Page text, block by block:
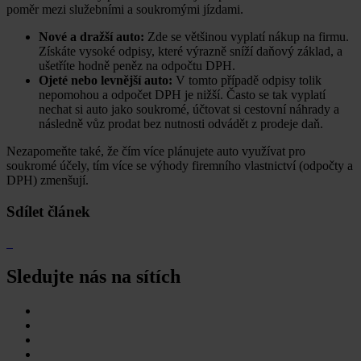
poměr mezi služebními a soukromými jízdami.
Nové a dražší auto: Zde se většinou vyplatí nákup na firmu.
Získáte vysoké odpisy, které výrazně sníží daňový základ, a
ušetříte hodně peněz na odpočtu DPH.
Ojeté nebo levnější auto: V tomto případě odpisy tolik
nepomohou a odpočet DPH je nižší. Často se tak vyplatí
nechat si auto jako soukromé, účtovat si cestovní náhrady a
následně vůz prodat bez nutnosti odvádět z prodeje daň.
Nezapomeňte také, že čím více plánujete auto využívat pro
soukromé účely, tím více se výhody firemního vlastnictví (odpočty a
DPH) zmenšují.
Sdílet článek
Sledujte nás na sítích